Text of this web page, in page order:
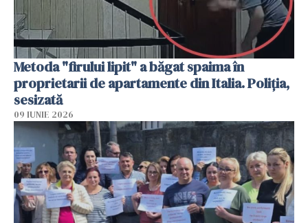
Metoda "firului lipit" a băgat spaima în
proprietarii de apartamente din Italia. Poliția,
sesizată
09 IUNIE 2026